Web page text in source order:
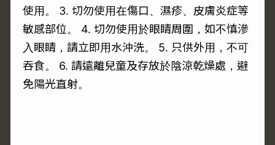
使用。 3. 切勿使用在傷口、濕疹、皮膚炎症等
敏感部位。 4. 切勿使用於眼睛周圍，如不慎滲
入眼睛，請立即用水沖洗。 5. 只供外用，不可
吞食。 6. 請遠離兒童及存放於陰涼乾燥處，避
免陽光直射。